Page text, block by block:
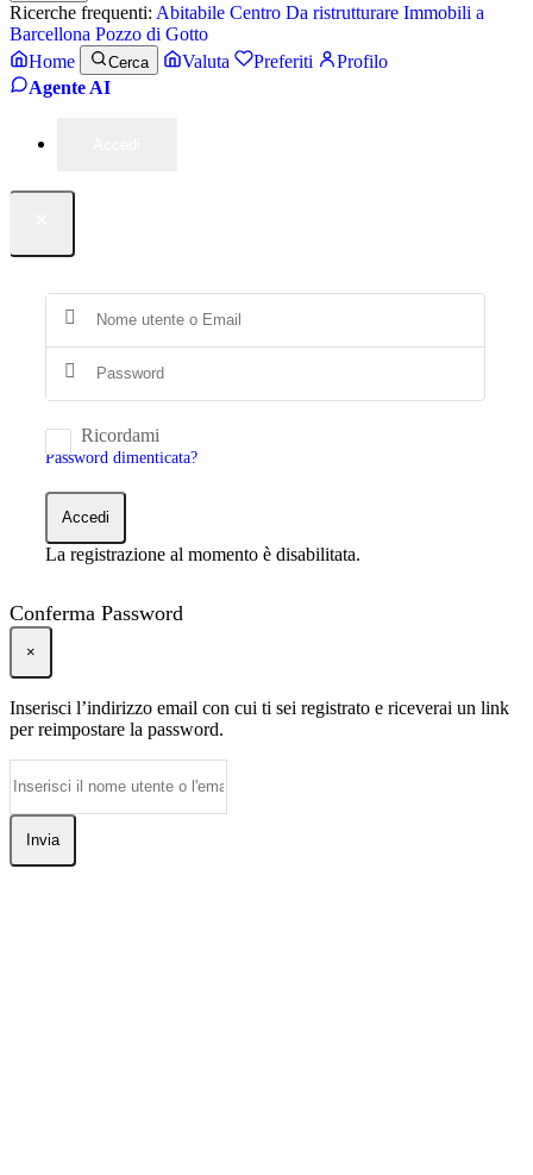
Ricerche frequenti: Abitabile Centro Da ristrutturare Immobili a
Barcellona Pozzo di Gotto
Home
Cerca Valuta Preferiti
Profilo
Agente AI
Ricordami
Password dimenticata?
Accedi
La registrazione al momento è disabilitata.
Conferma Password
×
Inserisci l’indirizzo email con cui ti sei registrato e riceverai un link
per reimpostare la password.
Invia